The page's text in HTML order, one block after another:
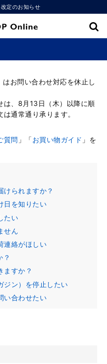
定のお知らせ
お問い合わせ対応を休止し
は、8月13日（木）以降に順
通常通り承ります。
質問 」「お買い物ガイド 」を
けられますか？
日を知りたい
たい
せん
連絡がほしい
？
ますか？
ジン）を停止したい
い合わせたい